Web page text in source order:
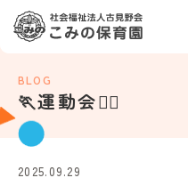
🏃運動会🏃‍♀️
2025.09.29